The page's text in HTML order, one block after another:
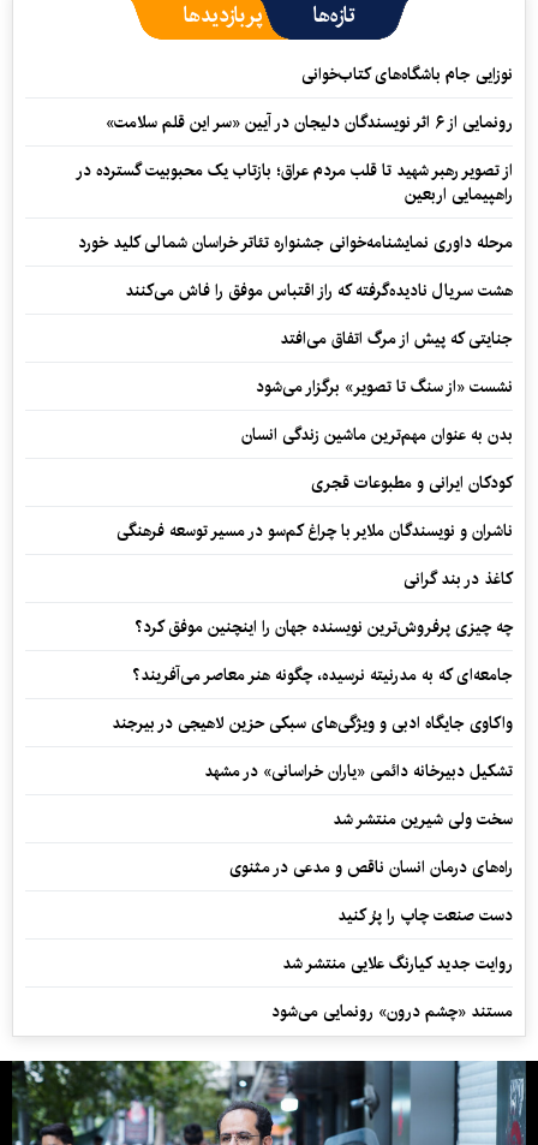
تازه‌ها پربازدیدها
نوزایی جام باشگاه‌های کتاب‌خوانی
رونمایی از ۶ اثر نویسندگان دلیجان در آیین «سر این قلم سلامت»
از تصویر رهبر شهید تا قلب مردم عراق؛ بازتاب یک محبوبیت گسترده در
راهپیمایی اربعین
مرحله داوری نمایشنامه‌خوانی جشنواره تئاتر خراسان شمالی کلید خورد
هشت سریال نادیده‌گرفته که راز اقتباس موفق را فاش می‌کنند
جنایتی که پیش از مرگ اتفاق می‌افتد
نشست «از سنگ تا تصویر» برگزار می‌شود
بدن به عنوان مهم‌ترین ماشین زندگی انسان
کودکان ایرانی و مطبوعات قجری
ناشران و نویسندگان ملایر با چراغ کم‌سو در مسیر توسعه فرهنگی
کاغذ در بند گرانی
چه چیزی پرفروش‌ترین نویسنده جهان را اینچنین موفق کرد؟
جامعه‌ای که به مدرنیته نرسیده، چگونه هنر معاصر می‌آفریند؟
واکاوی جایگاه ادبی و ویژگی‌های سبکی حزین لاهیجی در بیرجند
تشکیل دبیرخانه دائمی «یاران خراسانی» در مشهد
سخت ولی شیرین منتشر شد
راه‌های درمان انسان ناقص و مدعی در مثنوی
دست صنعت چاپ را پرُ کنید
روایت جدید کیارنگ علایی منتشر شد
مستند «چشم درون» رونمایی می‌شود